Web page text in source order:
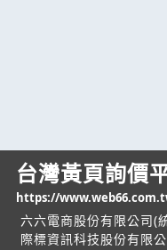
台灣黃頁詢價
https://
六六電商股份有限公司(
際標資訊科技股份有限